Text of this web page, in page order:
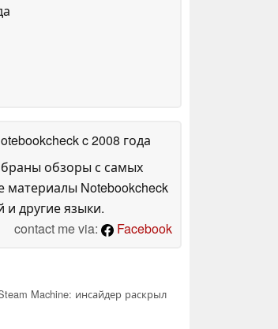
c 2008 года
обзоры с самых
Notebookcheck
и другие языки.
contact me via:
Facebook
Machine: инсайдер раскрыл